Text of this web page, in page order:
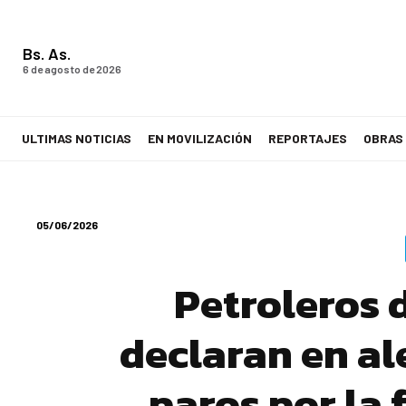
Bs. As.
6 de agosto de 2026
ULTIMAS NOTICIAS EN MOVILIZACIÓN REPORTAJES
05/06/2026
Petroleros
declaran en